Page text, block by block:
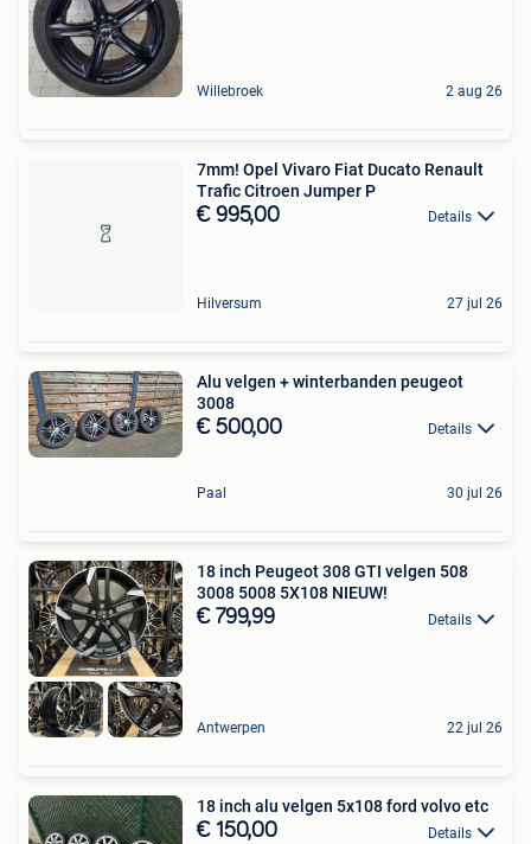
Willebroek 2 aug 26
7mm! Opel Vivaro Fiat Ducato Renault
Trafic Citroen Jumper P
€ 995,00 Details
Hilversum 27 jul 26
Alu velgen + winterbanden peugeot
3008
€ 500,00 Details
Paal 30 jul 26
18 inch Peugeot 308 GTI velgen 508
3008 5008 5X108 NIEUW!
€ 799,99 Details
Antwerpen 22 jul 26
18 inch alu velgen 5x108 ford volvo etc
€ 150,00 Details